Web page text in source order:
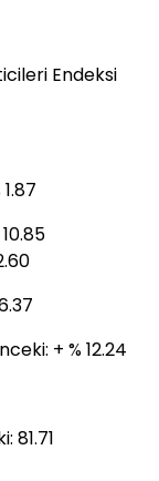
Endeksi
+ % 12.24
81.71